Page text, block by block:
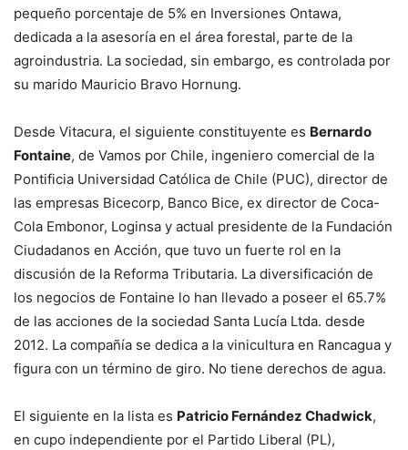
pequeño porcentaje de 5% en Inversiones Ontawa,
dedicada a la asesoría en el área forestal, parte de la
agroindustria. La sociedad, sin embargo, es controlada por
su marido Mauricio Bravo Hornung.
Desde Vitacura, el siguiente constituyente es Bernardo
Fontaine, de Vamos por Chile, ingeniero comercial de la
Pontificia Universidad Católica de Chile (PUC), director de
las empresas Bicecorp, Banco Bice, ex director de Coca-
Cola Embonor, Loginsa y actual presidente de la Fundación
Ciudadanos en Acción, que tuvo un fuerte rol en la
discusión de la Reforma Tributaria. La diversificación de
los negocios de Fontaine lo han llevado a poseer el 65.7%
de las acciones de la sociedad Santa Lucía Ltda. desde
2012. La compañía se dedica a la vinicultura en Rancagua y
figura con un término de giro. No tiene derechos de agua.
El siguiente en la lista es Patricio Fernández Chadwick,
en cupo independiente por el Partido Liberal (PL),